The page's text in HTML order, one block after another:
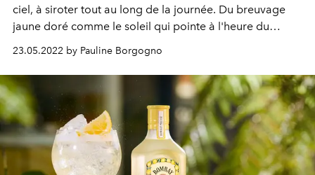
ciel, à siroter tout au long de la journée. Du breuvage
jaune doré comme le soleil qui pointe à l'heure du
déjeuner à l'élixir rosé comme à la tombée d'une nuit
d'été... Il ne reste plus qu'à se laisser envoûter.
23.05.2022 by Pauline Borgogno